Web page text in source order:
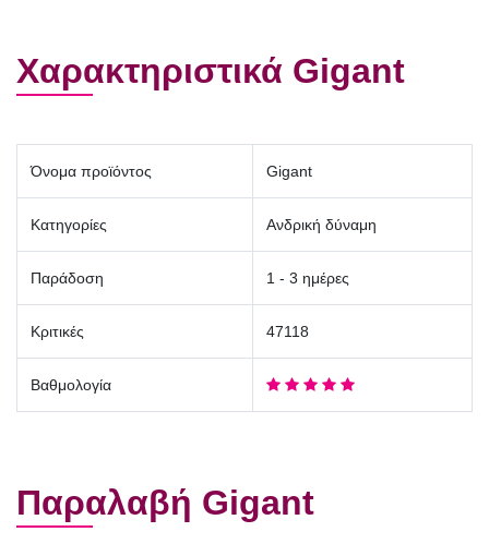
Χαρακτηριστικά Gigant
Όνομα προϊόντος Gigant
Κατηγορίες Ανδρική δύναμη
Παράδοση 1 - 3 ημέρες
Κριτικές 47118
Βαθμολογία
Παραλαβή Gigant